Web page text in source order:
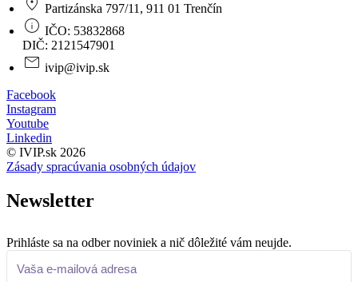
Partizánska 797/11, 911 01 Trenčín
IČO: 53832868
DIČ: 2121547901
ivip@ivip.sk
Facebook
Instagram
Youtube
Linkedin
© IVIP.sk 2026
Zásady spracúvania osobných údajov
Newsletter
Prihláste sa na odber noviniek a nič dôležité vám neujde.